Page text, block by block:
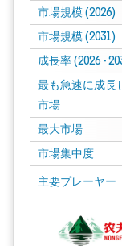
市場規模 (2026)
市場規模 (2031)
成長率 (2026 -
最も急速に成長
市場
最大市場
市場集中度
主要プレーヤー
画像 © Mordor